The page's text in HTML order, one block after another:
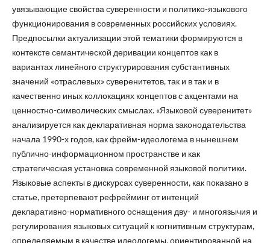
увязывающие свойства суверенности и политико-языкового
функционирования в современных российских условиях.
Предпосылки актуализации этой тематики формируются в
контексте семантической деривации концептов как в
вариантах линейного структурирования субстантивных
значений «отраслевых» суверенитетов, так и в так и в
качественно иных коллокациях концептов с акцентами на
ценностно-символических смыслах. «Языковой суверенитет»
анализируется как декларативная норма законодательства
начала 1990-х годов, как фрейм-идеологема в нынешнем
публично-информационном пространстве и как
стратегическая установка современной языковой политики.
Языковые аспекты в дискурсах суверенности, как показано в
статье, претерпевают рефрейминг от интенций
декларативно-нормативного оснащения дву- и многоязычия и
регулирования языковых ситуаций к когнитивным структурам,
определяемым в качестве идеологемы, ориентированной на